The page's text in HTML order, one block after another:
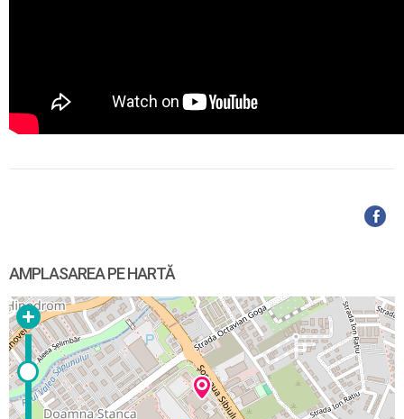
AMPLASAREA PE HARTĂ